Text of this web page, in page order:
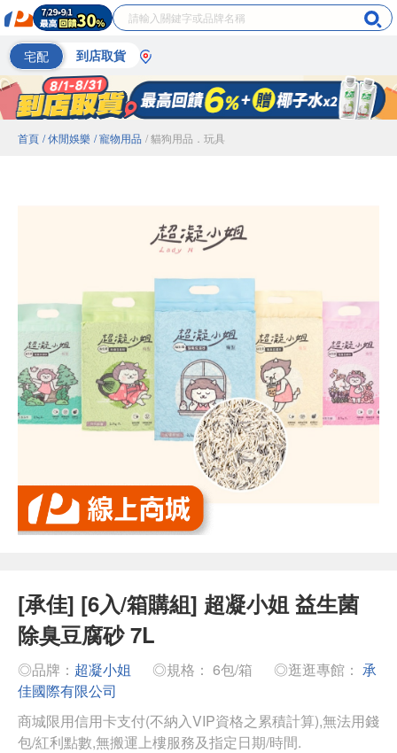
宅配 到店取貨
首頁 / 休閒娛樂 / 寵物用品 / 貓狗用品．玩具
[承佳] [6入/箱購組] 超凝小姐 益生菌
除臭豆腐砂 7L
◎品牌： 超凝小姐 ◎規格： 6包/箱 ◎逛逛專館： 承
佳國際有限公司
商城限用信用卡支付(不納入VIP資格之累積計算),無法用錢
包/紅利點數,無搬運上樓服務及指定日期/時間.